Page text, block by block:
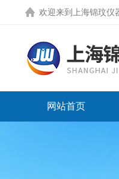
欢迎来到 上海锦玟
网站首页